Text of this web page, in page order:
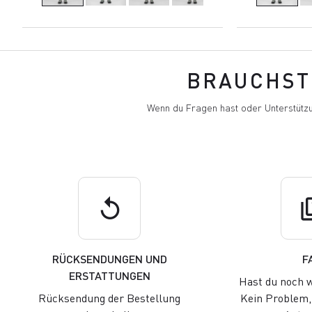
Wenn du Fragen hast oder
replay
RÜCKSENDUNGEN UND
ERSTATTUNGEN
Rücksendung der Bestellung
Hast du noch
Kein